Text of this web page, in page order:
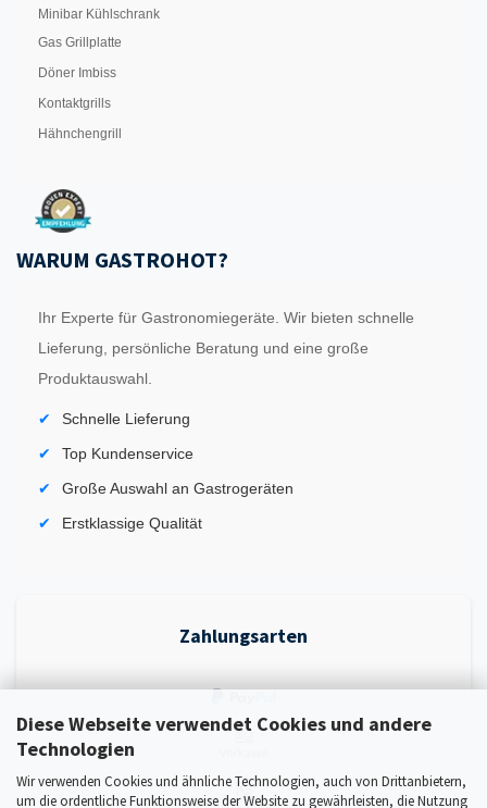
Diese Webseite verwendet Cookies und andere
Technologien
Wir verwenden Cookies und ähnliche Technologien, auch von Drittanbietern,
um die ordentliche Funktionsweise der Website zu gewährleisten, die Nutzung
Minibar Kühlschrank
Gas Grillplatte
Döner Imbiss
Kontaktgrills
Hähnchengrill
WARUM GASTROHOT?
Ihr Experte für Gastronomiegeräte. Wir bieten schnelle
Lieferung, persönliche Beratung und eine große
Produktauswahl.
Schnelle Lieferung
Top Kundenservice
Große Auswahl an Gastrogeräten
Erstklassige Qualität
Zahlungsarten